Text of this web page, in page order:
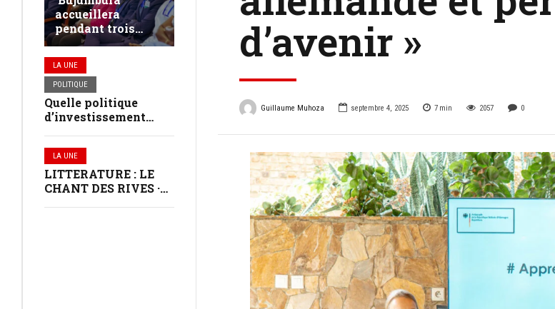
accueillera
pendant trois
jours les jeunes
leaders du
continent africain
LA UNE
POLITIQUE
Quelle politique
d’investissement
au Burundi ?
LA UNE
LITTERATURE : LE
CHANT DES RIVES ·
d’avenir »
Guillaume Muhoza septembre 4, 2025 7 min 2057 0